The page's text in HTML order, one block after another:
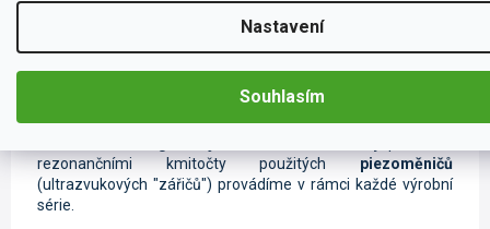
Nastavení
Souhlasím
Rezonanční zesílení ultrazvukového
důležitéprodosažení nejvyššího
možného výkonupři co nejnižší spotřebě energie.Kalibraci
rezonančními kmitočty použitých piezoměničů
(ultrazvukových "zářičů") provádíme v rámci každé výrobní
série.